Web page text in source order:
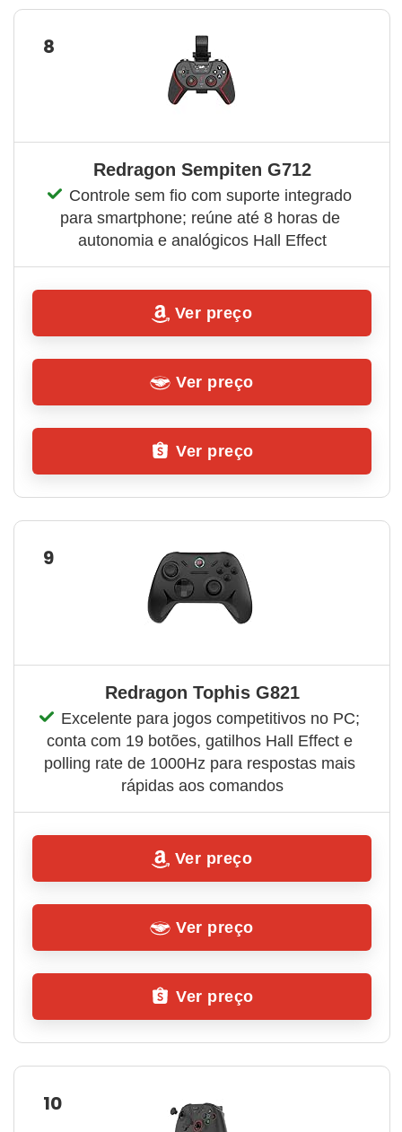
8
Redragon Sempiten G712
Controle sem fio com suporte integrado
para smartphone; reúne até 8 horas de
autonomia e analógicos Hall Effect
Ver preço
Ver preço
Ver preço
9
Redragon Tophis G821
Excelente para jogos competitivos no PC;
conta com 19 botões, gatilhos Hall Effect e
polling rate de 1000Hz para respostas mais
rápidas aos comandos
Ver preço
Ver preço
Ver preço
10